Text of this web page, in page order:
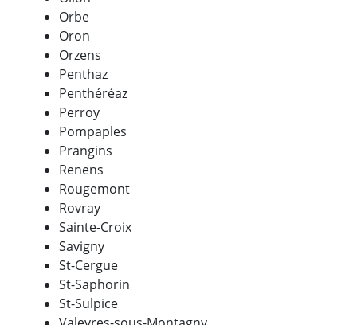
Orbe
Oron
Orzens
Penthaz
Penthéréaz
Perroy
Pompaples
Prangins
Renens
Rougemont
Rovray
Sainte-Croix
Savigny
St-Cergue
St-Saphorin
St-Sulpice